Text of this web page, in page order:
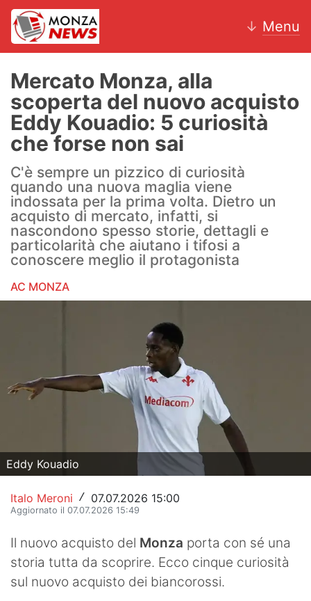
↓ Menu
News
AC Monza
Calcio
Motori
Volley
Hockey
Altri sport
Pallamano
News
Eventi
Mercato Monza, alla
scoperta del nuovo acquisto
Eddy Kouadio: 5 curiosità
che forse non sai
C'è sempre un pizzico di curiosità
quando una nuova maglia viene
indossata per la prima volta. Dietro un
acquisto di mercato, infatti, si
nascondono spesso storie, dettagli e
particolarità che aiutano i tifosi a
conoscere meglio il protagonista
AC MONZA
Eddy Kouadio
Italo Meroni / 07.07.2026 15:00
Aggiornato il 07.07.2026 15:49
Il nuovo acquisto del Monza porta con sé una
storia tutta da scoprire. Ecco cinque curiosità
sul nuovo acquisto dei biancorossi.